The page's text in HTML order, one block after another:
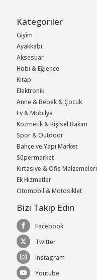
Kategoriler
Giyim
Ayakkabı
Aksesuar
Hobi & Eğlence
Kitap
Elektronik
Anne & Bebek & Çocuk
Ev & Mobilya
Kozmetik & Kişisel Bakım
Spor & Outdoor
Bahçe ve Yapı Market
Süpermarket
Kırtasiye & Ofis Malzemeleri
Ek Hizmetler
Otomobil & Motosiklet
Bizi Takip Edin
Facebook
Twitter
Instagram
Youtube